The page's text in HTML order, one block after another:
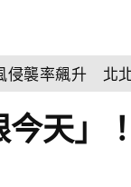
侵襲率飆升 北
今天